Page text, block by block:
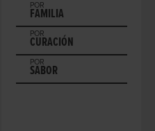
POR
FAMILIA
POR
CURACIÓN
POR
SABOR